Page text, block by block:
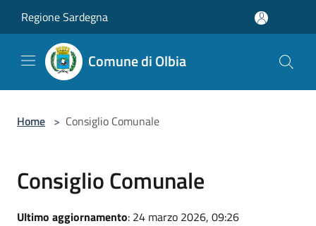
Regione Sardegna
Comune di Olbia
Home > Consiglio Comunale
Consiglio Comunale
Ultimo aggiornamento: 24 marzo 2026, 09:26